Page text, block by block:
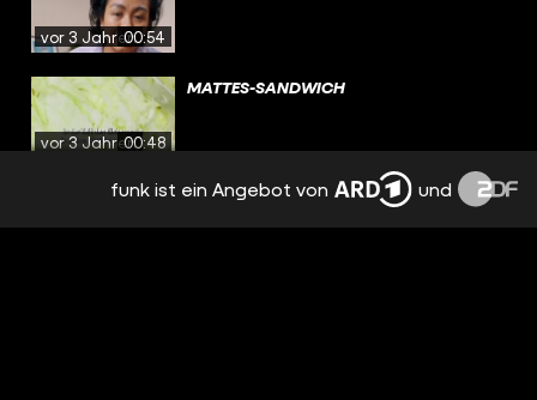
vor 3 Jahren00:54
vor 3 Jahren00:48
MATTES-SANDWICH
DEFTIGE SCHUPFNUDELN
funk ist ein Angebot von und